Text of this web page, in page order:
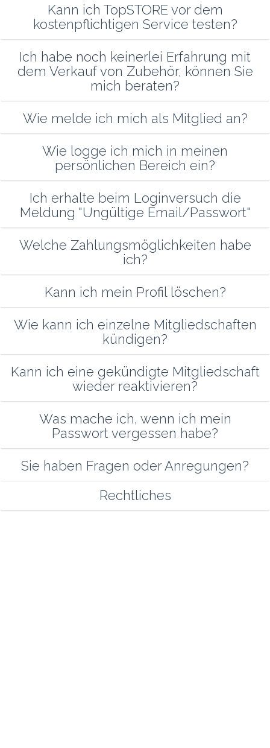
Kann ich TopSTORE vor dem
kostenpflichtigen Service testen?
Ich habe noch keinerlei Erfahrung mit
dem Verkauf von Zubehör, können Sie
mich beraten?
Wie melde ich mich als Mitglied an?
Wie logge ich mich in meinen
persönlichen Bereich ein?
Ich erhalte beim Loginversuch die
Meldung "Ungültige Email/Passwort"
Welche Zahlungsmöglichkeiten habe
ich?
Kann ich mein Profil löschen?
Wie kann ich einzelne Mitgliedschaften
kündigen?
Kann ich eine gekündigte Mitgliedschaft
wieder reaktivieren?
Was mache ich, wenn ich mein
Passwort vergessen habe?
Sie haben Fragen oder Anregungen?
Rechtliches